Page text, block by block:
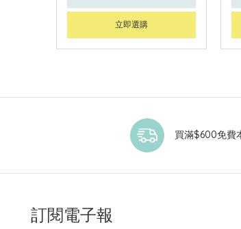
立即選購
買滿$600免費
訂閱電子報